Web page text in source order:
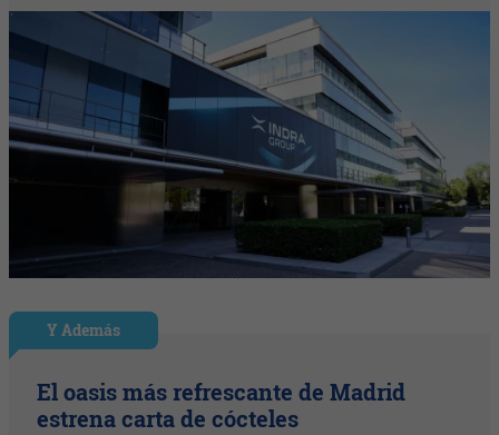
Y Además
El oasis más refrescante de Madrid
estrena carta de cócteles